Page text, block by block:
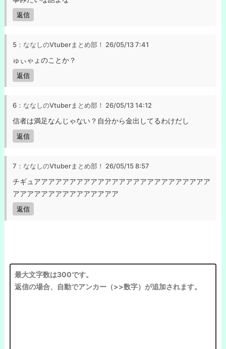
返信
5：ななしのVtuberまとめ部！ 26/05/13 7:41
ゅぃゃょのことか？
返信
6：ななしのVtuberまとめ部！ 26/05/13 14:12
信者は満足なんじゃない？自分から金出してるわけだし
返信
7：ななしのVtuberまとめ部！ 26/05/15 8:57
チギュアアアアアアアアアアアアアアアアアアアアアアアアア
アアアアアアアアアアアアアアア
返信